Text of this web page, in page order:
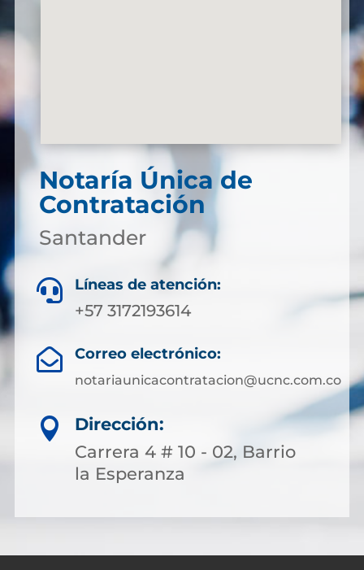
Notaría Única de
Contratación
Santander
 Líneas de atención:
+57 3172193614
 Correo electrónico:
notariaunicacontratacion@ucnc.com.co

Dirección:
Carrera 4 # 10 - 02, Barrio
la Esperanza